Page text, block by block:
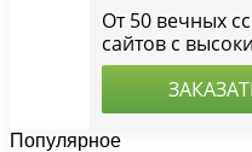
Популярное